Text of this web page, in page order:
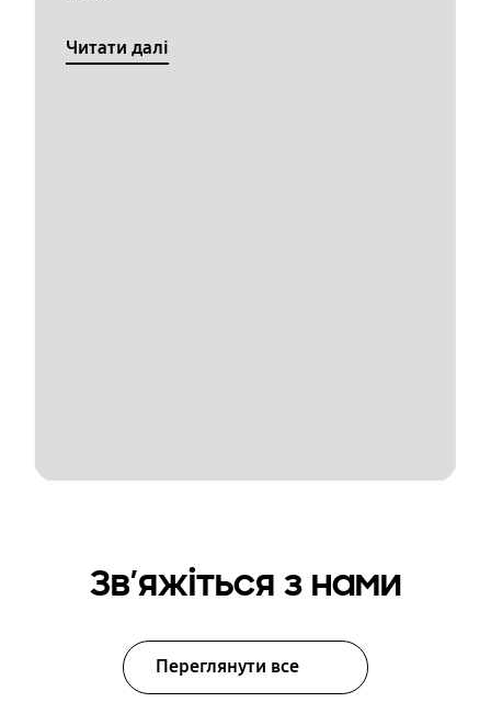
Читати далі
Зв’яжіться з нами
Переглянути все